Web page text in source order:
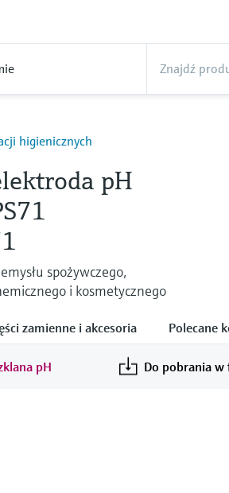
higienicznych
pH
spożywczego,
i kosmetycznego
zamienne i akcesoria Polecane
pH Do pobrania w